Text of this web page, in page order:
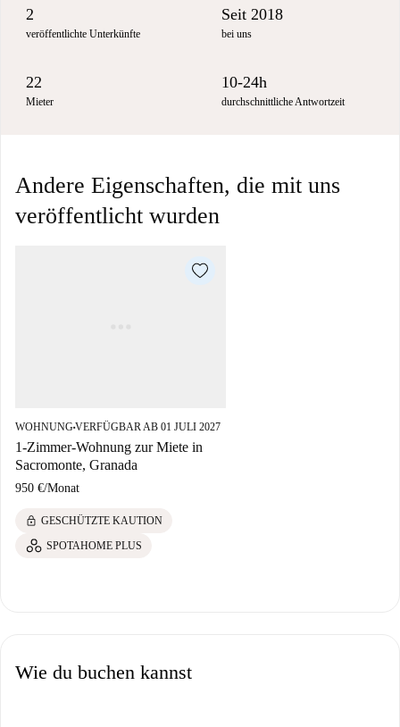
2
veröffentlichte Unterkünfte
Seit 2018
bei uns
22
Mieter
10-24h
durchschnittliche Antwortzeit
Andere Eigenschaften, die mit uns
veröffentlicht wurden
WOHNUNG■VERFÜGBAR AB 01 JULI 2027
1-Zimmer-Wohnung zur Miete in
Sacromonte, Granada
950 €/Monat
lock GESCHÜTZTE KAUTION
SPOTAHOME PLUS
Wie du buchen kannst